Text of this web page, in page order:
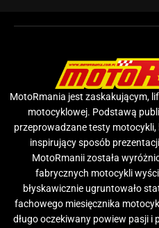
MotoRmania jest zaskakującym,
motocyklowej. Podstawą
przeprowadzane testy
inspirujący sposób
MotoRmanii została
fabrycznych motocykli
błyskawicznie ugruntowało
fachowego miesięcznika
długo oczekiwany powiew pasji